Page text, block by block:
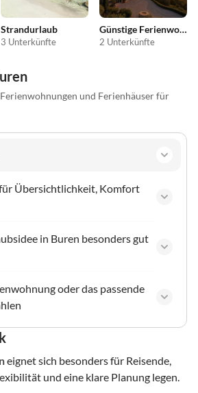
Strandurlaub
3 Unterkünfte
Günstige Ferienwohnungen
2 Unterkünfte
und Ferienhäuser für
Übersichtlichkeit, Komfort
in Buren besonders gut
oder das passende
eignet sich besonders für Reisende,
und eine klare Planung legen.